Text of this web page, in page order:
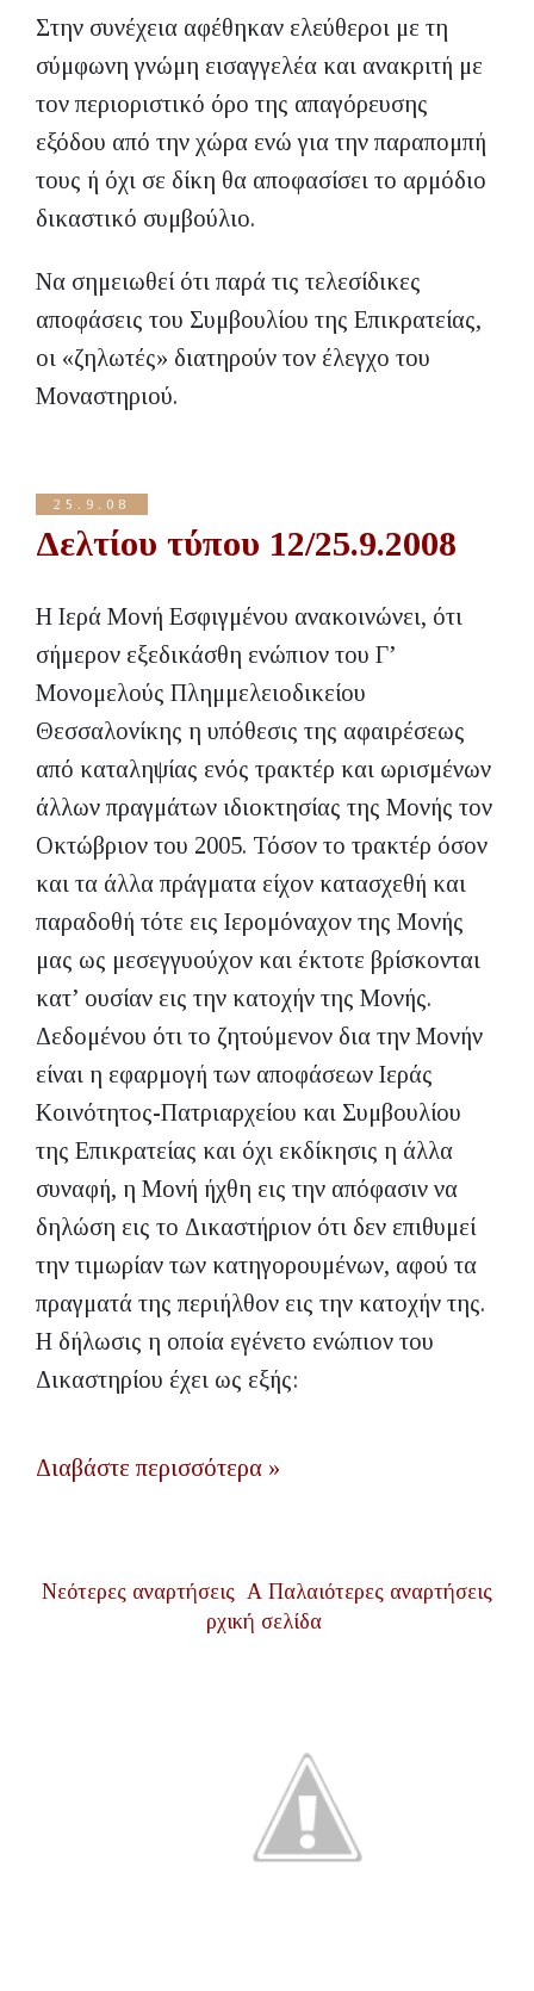
Στην συνέχεια αφέθηκαν ελεύθεροι με τη
σύμφωνη γνώμη εισαγγελέα και ανακριτή με
τον περιοριστικό όρο της απαγόρευσης
εξόδου από την χώρα ενώ για την παραπομπή
τους ή όχι σε δίκη θα αποφασίσει το αρμόδιο
δικαστικό συμβούλιο.
Να σημειωθεί ότι παρά τις τελεσίδικες
αποφάσεις του Συμβουλίου της Επικρατείας,
οι «ζηλωτές» διατηρούν τον έλεγχο του
Μοναστηριού.
25.9.08
Δελτίου τύπου 12/25.9.2008
Η Ιερά Μονή Εσφιγμένου ανακοινώνει, ότι
σήμερον εξεδικάσθη ενώπιον του Γ’
Μονομελούς Πλημμελειοδικείου
Θεσσαλονίκης η υπόθεσις της αφαιρέσεως
από καταληψίας ενός τρακτέρ και ωρισμένων
άλλων πραγμάτων ιδιοκτησίας της Μονής τον
Οκτώβριον του 2005. Τόσον το τρακτέρ όσον
και τα άλλα πράγματα είχον κατασχεθή και
παραδοθή τότε εις Ιερομόναχον της Μονής
μας ως μεσεγγυούχον και έκτοτε βρίσκονται
κατ’ ουσίαν εις την κατοχήν της Μονής.
Δεδομένου ότι το ζητούμενον δια την Μονήν
είναι η εφαρμογή των αποφάσεων Ιεράς
Κοινότητος-Πατριαρχείου και Συμβουλίου
της Επικρατείας και όχι εκδίκησις η άλλα
συναφή, η Μονή ήχθη εις την απόφασιν να
δηλώση εις το Δικαστήριον ότι δεν επιθυμεί
την τιμωρίαν των κατηγορουμένων, αφού τα
πραγματά της περιήλθον εις την κατοχήν της.
Η δήλωσις η οποία εγένετο ενώπιον του
Δικαστηρίου έχει ως εξής:
Διαβάστε περισσότερα »
Νεότερες αναρτήσεις Παλαιότερες αναρτήσεις
Α
ρχική σελίδα